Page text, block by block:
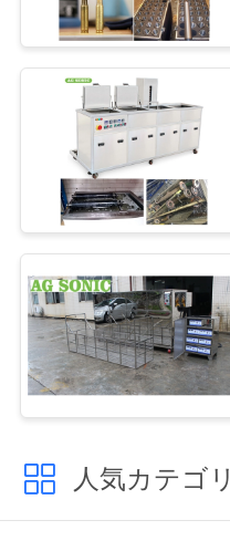
品
私
達
連
し
な
人気カテゴリ